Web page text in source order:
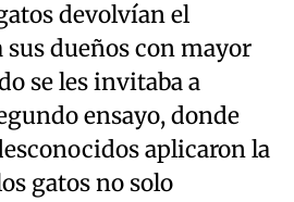
devolvían el
sus dueños con mayor
se les invitaba a
ensayo, donde
aplicaron la
gatos no solo